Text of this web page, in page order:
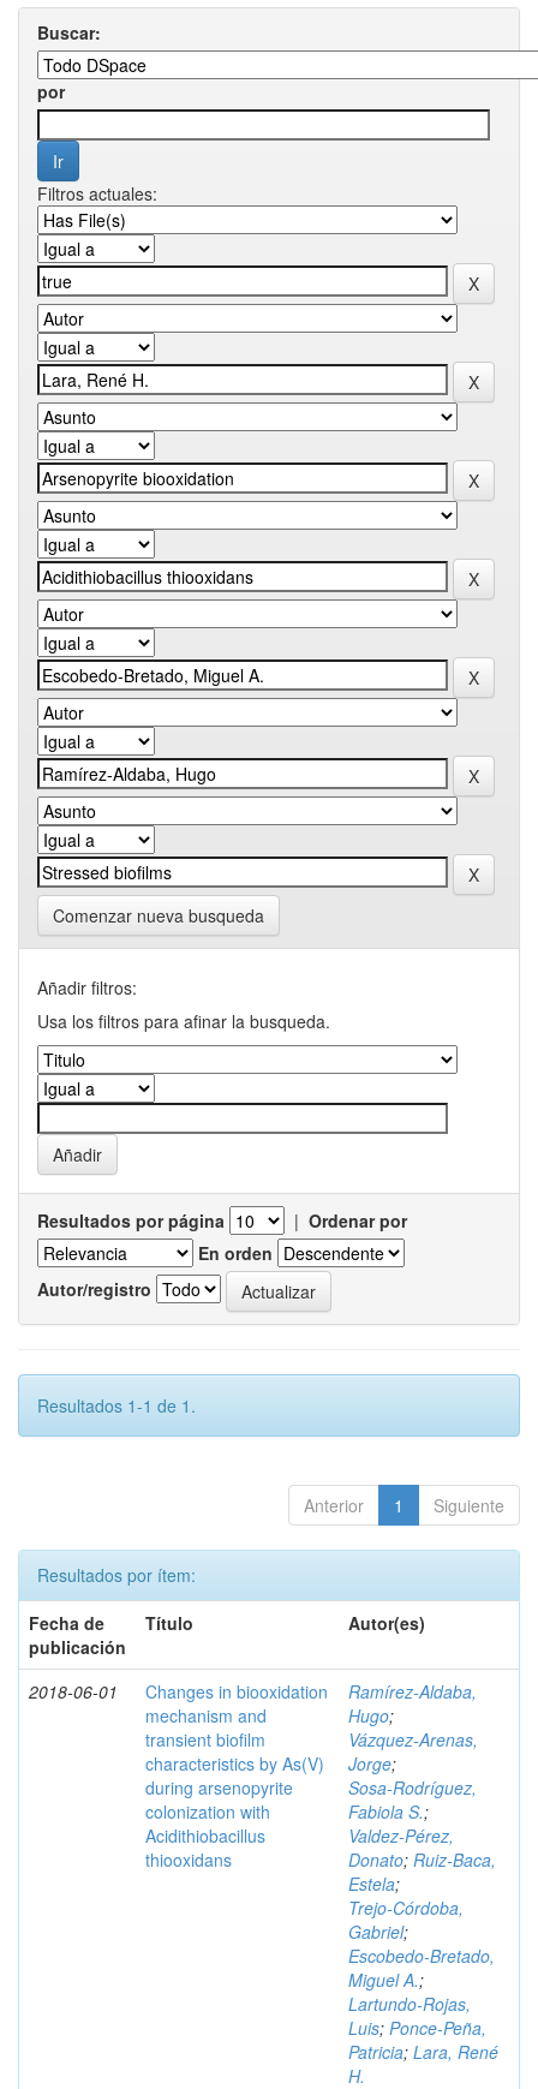
Buscar:
por
Filtros actuales:
Comenzar nueva busqueda
Añadir filtros:
Usa los filtros para afinar la busqueda.
Resultados por página | Ordenar por
En orden
Autor/registro
Resultados 1-1 de 1.
Anterior 1 Siguiente
Resultados por ítem:
Fecha de
publicación
Título Autor(es)
2018-06-01
Changes in biooxidation
mechanism and
transient biofilm
characteristics by As(V)
during arsenopyrite
colonization with
Acidithiobacillus
thiooxidans
Ramírez‑Aldaba,
Hugo;
Vázquez‑Arenas,
Jorge;
Sosa‑Rodríguez,
Fabiola S.;
Valdez‑Pérez,
Donato; Ruiz‑Baca,
Estela;
Trejo‑Córdoba,
Gabriel;
Escobedo‑Bretado,
Miguel A.;
Lartundo‑Rojas,
Luis; Ponce‑Peña,
Patricia; Lara, René
H.